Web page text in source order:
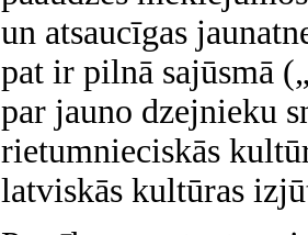
un atsaucīgas
pat ir pilnā sajūsmā
par jauno dzejnieku
rietumnieciskās
latviskās kultūras